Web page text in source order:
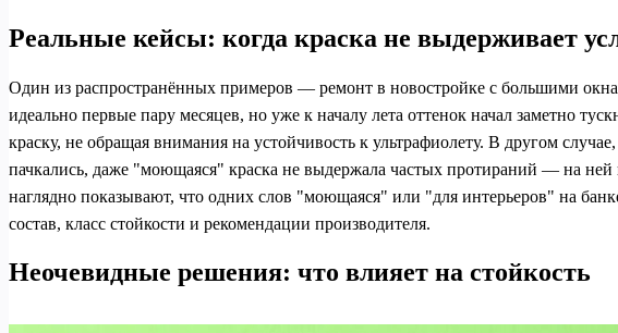
Реальные кейсы: когда краска не выдерживает
Один из распространённых примеров — ремонт в новостройке с большими
идеально первые пару месяцев, но уже к началу лета оттенок начал заметно
краску, не обращая внимания на устойчивость к ультрафиолету. В другом
пачкались, даже "моющаяся" краска не выдержала частых протираний — на ней
наглядно показывают, что одних слов "моющаяся" или "для интерьеров" на
состав, класс стойкости и рекомендации производителя.
Неочевидные решения: что влияет на стойкость